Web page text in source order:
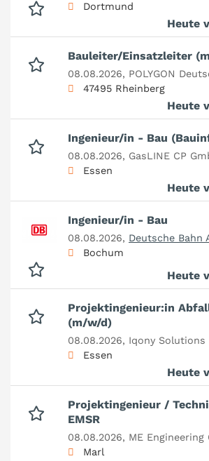
Dortmund
Heute
Bauleiter/Einsatzleiter
08.08.2026, POLYGON
47495 Rheinberg
Heute
Ingenieur/in - Bau
08.08.2026, GasLINE CP
Essen
Heute
Ingenieur/in - Bau
08.08.2026, Deutsche Bahn
Bochum
Heute
Projektingenieur:in
(m/w/d)
08.08.2026, Iqony Solutions
Essen
Heute
Projektingenieur /
EMSR
08.08.2026, ME Engineering
Marl